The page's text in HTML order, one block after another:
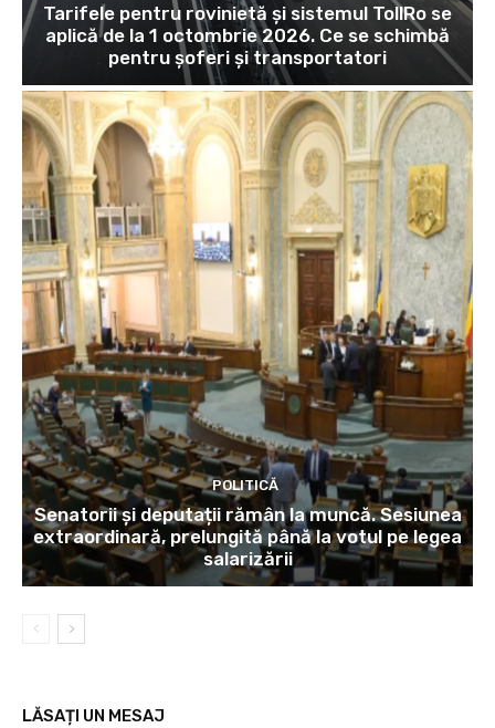
Tarifele pentru rovinietă și sistemul TollRo se
aplică de la 1 octombrie 2026. Ce se schimbă
pentru șoferi și transportatori
POLITICĂ
Senatorii și deputații rămân la muncă. Sesiunea
extraordinară, prelungită până la votul pe legea
salarizării
LĂSAȚI UN MESAJ